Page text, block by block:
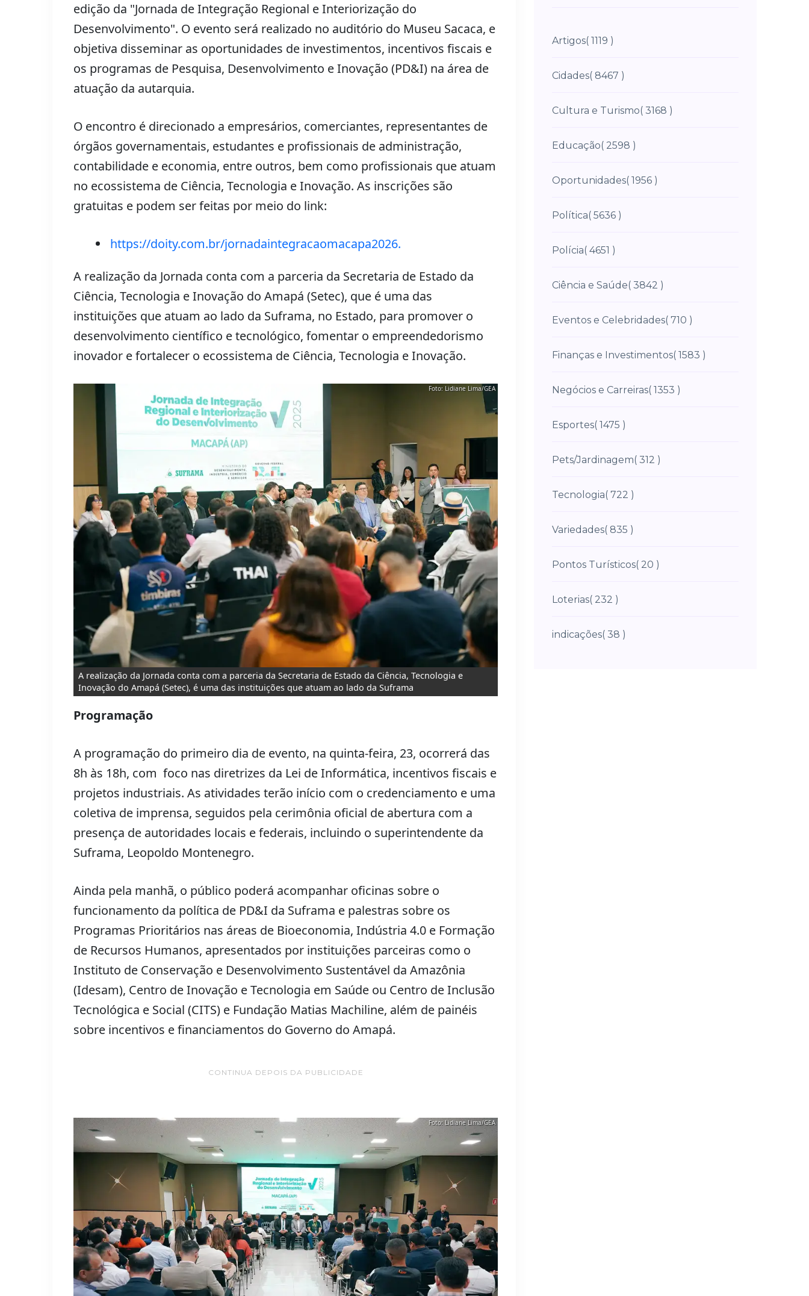
edição da "Jornada de Integração Regional e Interiorização do
Desenvolvimento". O evento será realizado no auditório do Museu Sacaca, e
objetiva disseminar as oportunidades de investimentos, incentivos fiscais e
os programas de Pesquisa, Desenvolvimento e Inovação (PD&I) na área de
atuação da autarquia.
O encontro é direcionado a empresários, comerciantes, representantes de
órgãos governamentais, estudantes e profissionais de administração,
contabilidade e economia, entre outros, bem como profissionais que atuam
no ecossistema de Ciência, Tecnologia e Inovação. As inscrições são
gratuitas e podem ser feitas por meio do link:
https://doity.com.br/jornadaintegracaomacapa2026.
A realização da Jornada conta com a parceria da Secretaria de Estado da
Ciência, Tecnologia e Inovação do Amapá (Setec), que é uma das
instituições que atuam ao lado da Suframa, no Estado, para promover o
desenvolvimento científico e tecnológico, fomentar o empreendedorismo
inovador e fortalecer o ecossistema de Ciência, Tecnologia e Inovação.
A realização da Jornada conta com a parceria da Secretaria de Estado da Ciência, Tecnologia e
Inovação do Amapá (Setec), é uma das instituições que atuam ao lado da Suframa
Foto: Lidiane Lima/GEA
Programação
A programação do primeiro dia de evento, na quinta-feira, 23, ocorrerá das
8h às 18h, com foco nas diretrizes da Lei de Informática, incentivos fiscais e
projetos industriais. As atividades terão início com o credenciamento e uma
coletiva de imprensa, seguidos pela cerimônia oficial de abertura com a
presença de autoridades locais e federais, incluindo o superintendente da
Suframa, Leopoldo Montenegro.
Ainda pela manhã, o público poderá acompanhar oficinas sobre o
funcionamento da política de PD&I da Suframa e palestras sobre os
Programas Prioritários nas áreas de Bioeconomia, Indústria 4.0 e Formação
de Recursos Humanos, apresentados por instituições parceiras como o
Instituto de Conservação e Desenvolvimento Sustentável da Amazônia
(Idesam), Centro de Inovação e Tecnologia em Saúde ou Centro de Inclusão
Tecnológica e Social (CITS) e Fundação Matias Machiline, além de painéis
sobre incentivos e financiamentos do Governo do Amapá.
CONTINUA DEPOIS DA PUBLICIDADE
Foto: Lidiane Lima/GEA
Artigos( 1119 )
Cidades( 8467 )
Cultura e Turismo( 3168 )
Educação( 2598 )
Oportunidades( 1956 )
Política( 5636 )
Polícia( 4651 )
Ciência e Saúde( 3842 )
Eventos e Celebridades( 710 )
Finanças e Investimentos( 1583 )
Negócios e Carreiras( 1353 )
Esportes( 1475 )
Pets/Jardinagem( 312 )
Tecnologia( 722 )
Variedades( 835 )
Pontos Turísticos( 20 )
Loterias( 232 )
indicações( 38 )